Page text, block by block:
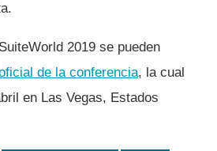
2019 se pueden
de la conferencia, la cual
en Las Vegas, Estados